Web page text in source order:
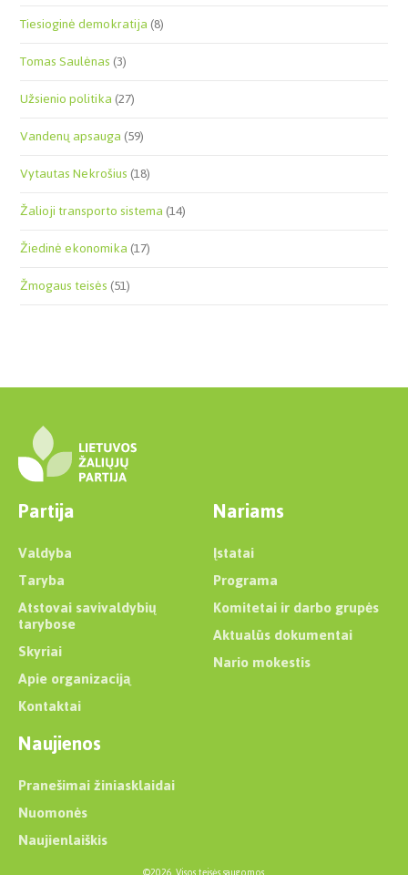
Tiesioginė demokratija(8)
Tomas Saulėnas(3)
Užsienio politika(27)
Vandenų apsauga(59)
Vytautas Nekrošius(18)
Žalioji transporto sistema(14)
Žiedinė ekonomika(17)
Žmogaus teisės(51)
Partija
Valdyba
Taryba
Atstovai savivaldybių
tarybose
Skyriai
Apie organizaciją
Kontaktai
Nariams
Įstatai
Programa
Komitetai ir darbo grupės
Aktualūs dokumentai
Nario mokestis
Naujienos
Pranešimai žiniasklaidai
Nuomonės
Naujienlaiškis